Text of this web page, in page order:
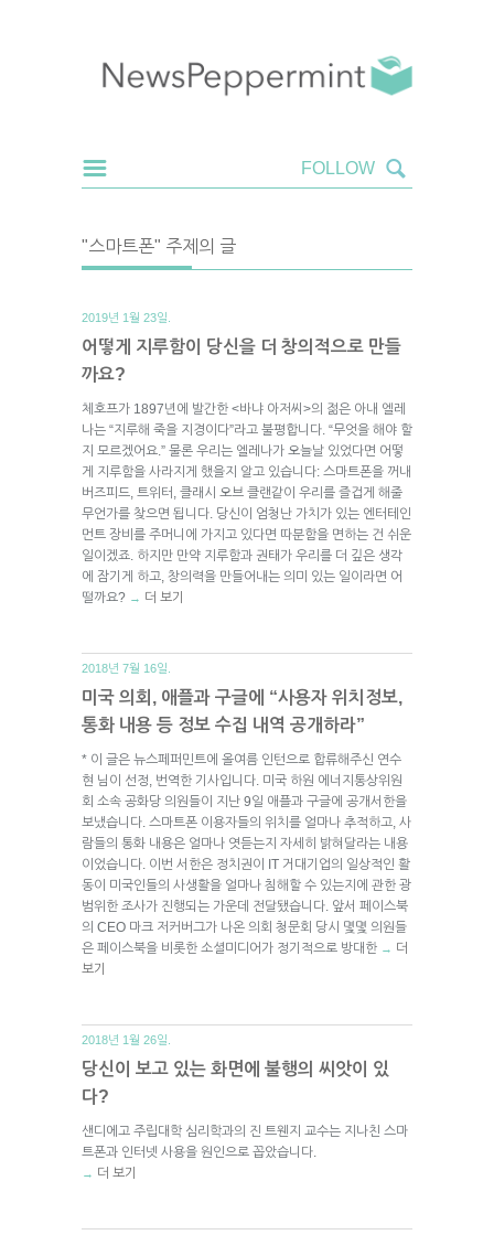
"스마트폰" 주제의 글
2019년 1월 23일.
어떻게 지루함이 당신을 더 창의적으로 만들
까요?
체호프가 1897년에 발간한 <바냐 아저씨>의 젊은 아내 엘레
나는 “지루해 죽을 지경이다”라고 불평합니다. “무엇을 해야 할
지 모르겠어요.” 물론 우리는 엘레나가 오늘날 있었다면 어떻
게 지루함을 사라지게 했을지 알고 있습니다: 스마트폰을 꺼내
버즈피드, 트위터, 클래시 오브 클랜같이 우리를 즐겁게 해줄
무언가를 찾으면 됩니다. 당신이 엄청난 가치가 있는 엔터테인
먼트 장비를 주머니에 가지고 있다면 따분함을 면하는 건 쉬운
일이겠죠. 하지만 만약 지루함과 권태가 우리를 더 깊은 생각
에 잠기게 하고, 창의력을 만들어내는 의미 있는 일이라면 어
떨까요? → 더 보기
2018년 7월 16일.
미국 의회, 애플과 구글에 “사용자 위치정보,
통화 내용 등 정보 수집 내역 공개하라”
* 이 글은 뉴스페퍼민트에 올여름 인턴으로 합류해주신 연수
현 님이 선정, 번역한 기사입니다. 미국 하원 에너지통상위원
회 소속 공화당 의원들이 지난 9일 애플과 구글에 공개서한을
보냈습니다. 스마트폰 이용자들의 위치를 얼마나 추적하고, 사
람들의 통화 내용은 얼마나 엿듣는지 자세히 밝혀달라는 내용
이었습니다. 이번 서한은 정치권이 IT 거대기업의 일상적인 활
동이 미국인들의 사생활을 얼마나 침해할 수 있는지에 관한 광
범위한 조사가 진행되는 가운데 전달됐습니다. 앞서 페이스북
의 CEO 마크 저커버그가 나온 의회 청문회 당시 몇몇 의원들
은 페이스북을 비롯한 소셜미디어가 정기적으로 방대한 → 더
보기
2018년 1월 26일.
당신이 보고 있는 화면에 불행의 씨앗이 있
다?
샌디에고 주립대학 심리학과의 진 트웬지 교수는 지나친 스마
트폰과 인터넷 사용을 원인으로 꼽았습니다.
→ 더 보기